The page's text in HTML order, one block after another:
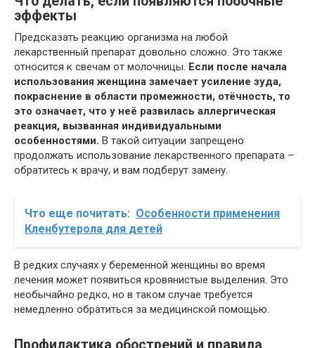
эффекты
Предсказать реакцию организма на любой
лекарственный препарат довольно сложно. Это также
относится к свечам от молочницы. Если после начала
использования женщина замечает усиление зуда,
покраснение в области промежности, отёчность, то
это означает, что у неё развилась аллергическая
реакция, вызванная индивидуальными
особенностями. В такой ситуации запрещено
продолжать использование лекарственного препарата –
обратитесь к врачу, и вам подберут замену.
Что еще почитать: Особенности применения
Кленбутерола для детей
В редких случаях у беременной женщины во время
лечения может появиться кровянистые выделения. Это
необычайно редко, но в таком случае требуется
немедленно обратиться за медицинской помощью.